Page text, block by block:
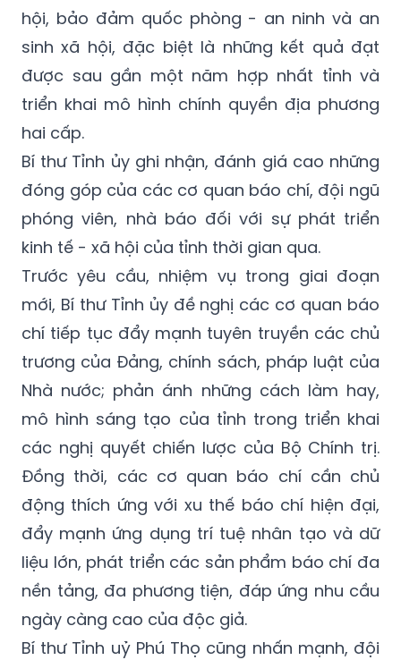
hội, bảo đảm quốc phòng - an ninh và an
sinh xã hội, đặc biệt là những kết quả đạt
được sau gần một năm hợp nhất tỉnh và
triển khai mô hình chính quyền địa phương
hai cấp.
Bí thư Tỉnh ủy ghi nhận, đánh giá cao những
đóng góp của các cơ quan báo chí, đội ngũ
phóng viên, nhà báo đối với sự phát triển
kinh tế - xã hội của tỉnh thời gian qua.
Trước yêu cầu, nhiệm vụ trong giai đoạn
mới, Bí thư Tỉnh ủy đề nghị các cơ quan báo
chí tiếp tục đẩy mạnh tuyên truyền các chủ
trương của Đảng, chính sách, pháp luật của
Nhà nước; phản ánh những cách làm hay,
mô hình sáng tạo của tỉnh trong triển khai
các nghị quyết chiến lược của Bộ Chính trị.
Đồng thời, các cơ quan báo chí cần chủ
động thích ứng với xu thế báo chí hiện đại,
đẩy mạnh ứng dụng trí tuệ nhân tạo và dữ
liệu lớn, phát triển các sản phẩm báo chí đa
nền tảng, đa phương tiện, đáp ứng nhu cầu
ngày càng cao của độc giả.
Bí thư Tỉnh uỷ Phú Thọ cũng nhấn mạnh, đội